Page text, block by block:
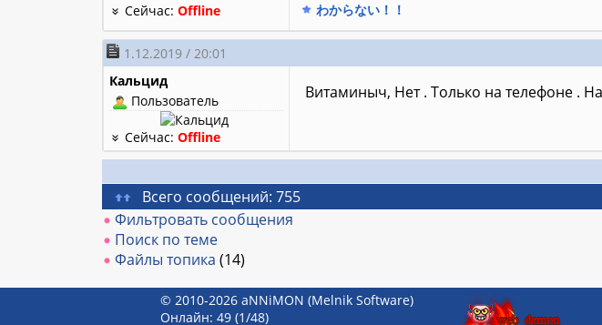
Сейчас:Offline わからない！！
1.12.2019 / 20:01
Кальцид
Пользователь
Сейчас:Offline
Витаминыч, Нет . Только на телефоне .
Всего сообщений: 755
Фильтровать сообщения
Поиск по теме
Файлы топика (14)
© 2010-2026 aNNiMON (Melnik Software)
Онлайн: 49 (1/48)